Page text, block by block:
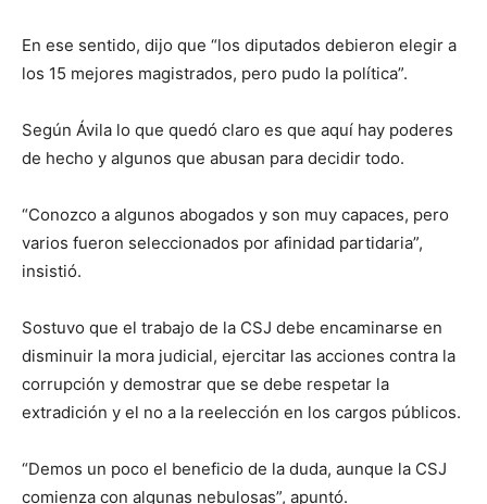
En ese sentido, dijo que “los diputados debieron elegir a
los 15 mejores magistrados, pero pudo la política”.
Según Ávila lo que quedó claro es que aquí hay poderes
de hecho y algunos que abusan para decidir todo.
“Conozco a algunos abogados y son muy capaces, pero
varios fueron seleccionados por afinidad partidaria”,
insistió.
Sostuvo que el trabajo de la CSJ debe encaminarse en
disminuir la mora judicial, ejercitar las acciones contra la
corrupción y demostrar que se debe respetar la
extradición y el no a la reelección en los cargos públicos.
“Demos un poco el beneficio de la duda, aunque la CSJ
comienza con algunas nebulosas”, apuntó.